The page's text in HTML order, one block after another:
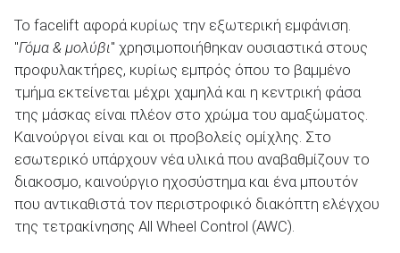
Το facelift αφορά κυρίως την εξωτερική εμφάνιση.
"Γόμα & μολύβι" χρησιμοποιήθηκαν ουσιαστικά στους
προφυλακτήρες, κυρίως εμπρός όπου το βαμμένο
τμήμα εκτείνεται μέχρι χαμηλά και η κεντρική φάσα
της μάσκας είναι πλέον στο χρώμα του αμαξώματος.
Καινούργοι είναι και οι προβολείς ομίχλης. Στο
εσωτερικό υπάρχουν νέα υλικά που αναβαθμίζουν το
διακοσμο, καινούργιο ηχοσύστημα και ένα μπουτόν
που αντικαθιστά τον περιστροφικό διακόπτη ελέγχου
της τετρακίνησης All Wheel Control (AWC).